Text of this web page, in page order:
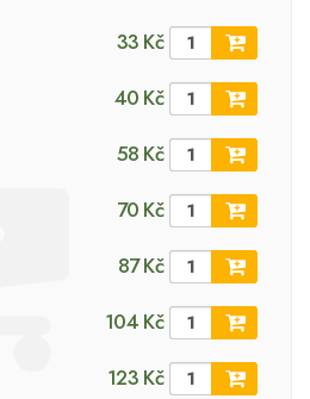
33 Kč
40 Kč
58 Kč
70 Kč
87 Kč
104 Kč
123 Kč